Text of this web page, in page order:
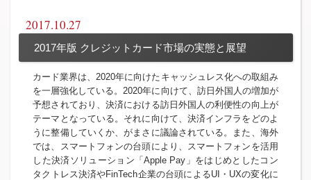
2017.10.27
2017年版 クレジットカード市場の実態と展望
カード業界は、2020年に向けたキャッシュレス化への取組み
を一層強化している。2020年に向けて、訪日外国人の増加が
予想されており、決済における訪日外国人の利便性の向上が
テーマとなっている。それに向けて、決済インフラをどのよ
うに整備していくか、がまさに議論されている。また、海外
では、スマートフォンの台頭により、スマートフォンを活用
した決済ソリューション「Apple Pay」をはじめとしたコン
タクトレス決済やFinTech企業の台頭によるUI・UXの変化に